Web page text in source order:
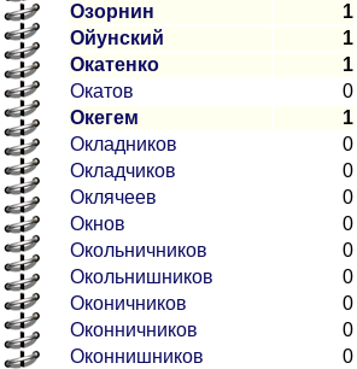
Озорнин
1
Ойунский
1
Окатенко
1
Окатов
0
Окегем
1
Окладников
0
Окладчиков
0
Оклячеев
0
Окнов
0
Окольничников
0
Окольнишников
0
Оконичников
0
Оконничников
0
Оконнишников
0